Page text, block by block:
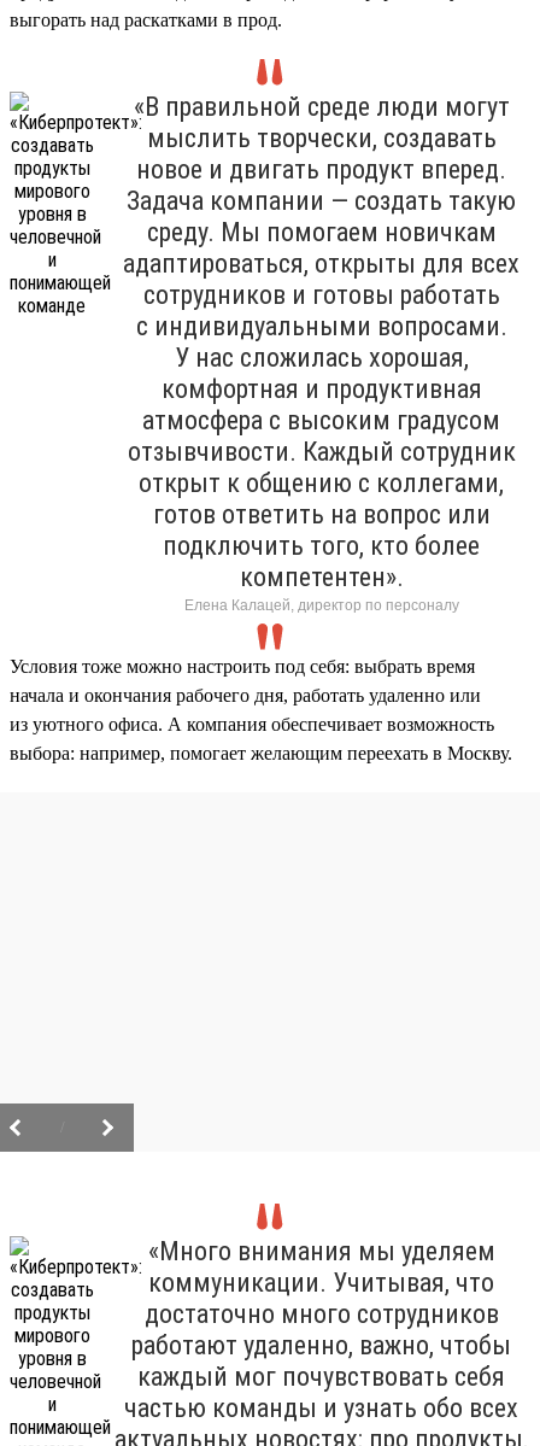
выгорать над раскатками в прод.
«В правильной среде люди могут
мыслить творчески, создавать
новое и двигать продукт вперед.
Задача компании — создать такую
среду. Мы помогаем новичкам
адаптироваться, открыты для всех
сотрудников и готовы работать
с индивидуальными вопросами.
У нас сложилась хорошая,
комфортная и продуктивная
атмосфера с высоким градусом
отзывчивости. Каждый сотрудник
открыт к общению с коллегами,
готов ответить на вопрос или
подключить того, кто более
компетентен».
Елена Калацей, директор по персоналу
Условия тоже можно настроить под себя: выбрать время
начала и окончания рабочего дня, работать удаленно или
из уютного офиса. А компания обеспечивает возможность
выбора: например, помогает желающим переехать в Москву.
«Много внимания мы уделяем
коммуникации. Учитывая, что
достаточно много сотрудников
работают удаленно, важно, чтобы
каждый мог почувствовать себя
частью команды и узнать обо всех
актуальных новостях: про продукты,